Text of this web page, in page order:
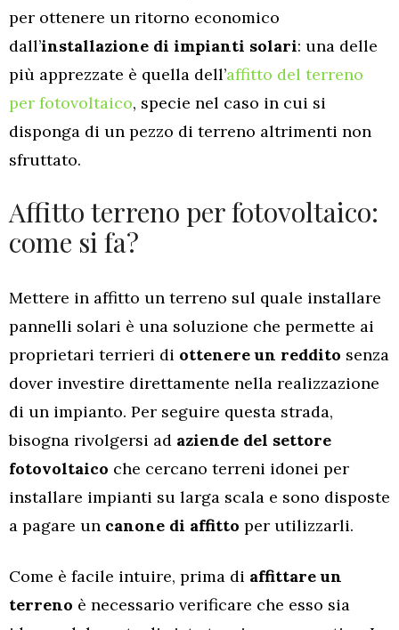
per ottenere un ritorno economico
dall’installazione di impianti solari: una delle
più apprezzate è quella dell’affitto del terreno
per fotovoltaico, specie nel caso in cui si
disponga di un pezzo di terreno altrimenti non
sfruttato.
Affitto terreno per fotovoltaico:
come si fa?
Mettere in affitto un terreno sul quale installare
pannelli solari è una soluzione che permette ai
proprietari terrieri di ottenere un reddito senza
dover investire direttamente nella realizzazione
di un impianto. Per seguire questa strada,
bisogna rivolgersi ad aziende del settore
fotovoltaico che cercano terreni idonei per
installare impianti su larga scala e sono disposte
a pagare un canone di affitto per utilizzarli.
Come è facile intuire, prima di affittare un
terreno è necessario verificare che esso sia